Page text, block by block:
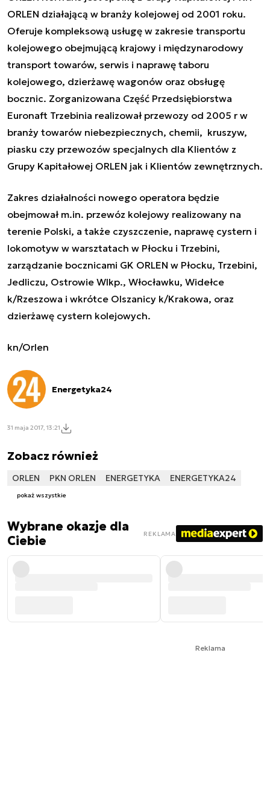
ORLEN działającą w branży kolejowej od 2001 roku.
Oferuje kompleksową usługę w zakresie transportu
kolejowego obejmującą krajowy i międzynarodowy
transport towarów, serwis i naprawę taboru
kolejowego, dzierżawę wagonów oraz obsługę
bocznic. Zorganizowana Część Przedsiębiorstwa
Euronaft Trzebinia realizował przewozy od 2005 r w
branży towarów niebezpiecznych, chemii, kruszyw,
piasku czy przewozów specjalnych dla Klientów z
Grupy Kapitałowej ORLEN jak i Klientów zewnętrznych.
Zakres działalności nowego operatora będzie
obejmował m.in. przewóz kolejowy realizowany na
terenie Polski, a także czyszczenie, naprawę cystern i
lokomotyw w warsztatach w Płocku i Trzebini,
zarządzanie bocznicami GK ORLEN w Płocku, Trzebini,
Jedliczu, Ostrowie Wlkp., Włocławku, Widełce
k/Rzeszowa i wkrótce Olszanicy k/Krakowa, oraz
dzierżawę cystern kolejowych.
kn/Orlen
Energetyka24
31 maja 2017, 13:21
Zobacz również
ORLEN PKN ORLEN ENERGETYKA ENERGETYKA24
pokaż wszystkie
Wybrane okazje dla
Ciebie
REKLAMA
Reklama